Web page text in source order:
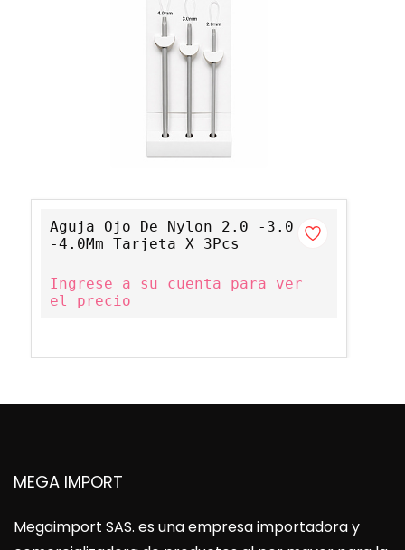
Aguja Ojo De Nylon 2.0 -3.0
-4.0Mm Tarjeta X 3Pcs
Ingrese a su cuenta para ver
el precio
MEGA IMPORT
Megaimport SAS. es una empresa importadora y